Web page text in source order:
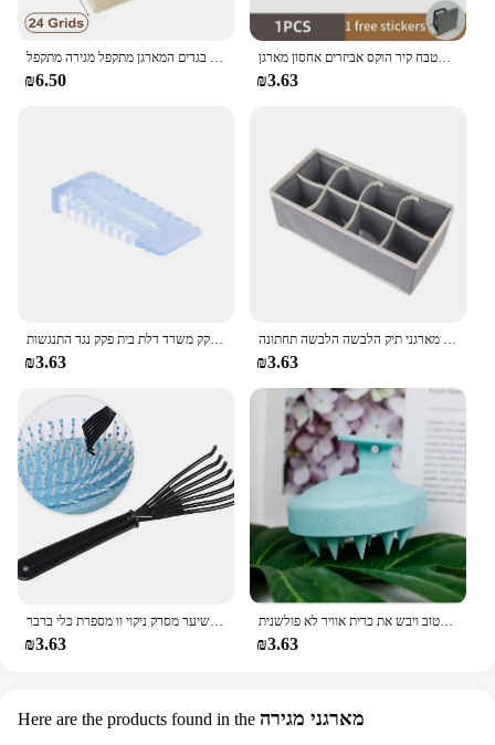
הלבשה תחתונה הלבשה תחתונה אחסון הלבשה תחתונה גרביים אחסון תיבות ארון בגדים בגדים המארגן מתקפל מגירה מתקפל
₪6.50
מטבח כיור נירוסטה כיור ספוגים בעל דבק עצמי ניקוז מתלה מטבח קיר הוקס אביזרים אחסון מארגן
₪3.63
פקק דלת סיליקון דלת פעמיים זעזועים לבלוק חוצץ דלת ידית פקק דלת ידית פקק משרד דלת בית פקק נגד התנגשות
₪3.63
מארגן עבור תחתונים גרביים חזייה מכנסי צעיף עניבות אחסון ארון מגירת מארגני תיק הלבשה הלבשה תחתונה
₪3.63
מסרק מברשת מנקה מנקה מסיר משובץ יופי כלי פלסטיק ידית שיער מסרק ניקוי וו מספרת כלי ברבר
₪3.63
ראש ניקוי ועיסוי הקרקפת רטוב ויבש הקרקפת רטוב ויבש את כרית אוויר לא פולשנית
₪3.63
Here are the products found in the מארגני מגירה